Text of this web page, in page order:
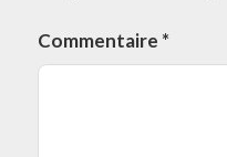
Commentaire *